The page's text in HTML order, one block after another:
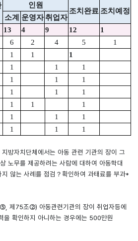
인원
조치완료 조치예정
소계 운영자 취업자
13 4 9 12 1
6 2 4 5 1
1 1 1
1 1 1
1 1 1
1 1 1
1 1 1
1 1 1
1 1 1
방자치단체에서는 아동 관련 기관의 장이 그
노무를 제공하려는 사람에 대하여 아동학대
않는 사례를 점검？확인하여 과태료를 부과*
제75조②) 아동관련기관의 장이 취업자등에
을 확인하지 아니하는 경우에는 500만원